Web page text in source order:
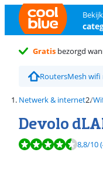
Gratis bezorgd
RoutersMesh
Netwerk & internet
Devolo
Beoordeling is 8,8 van
8,8/10